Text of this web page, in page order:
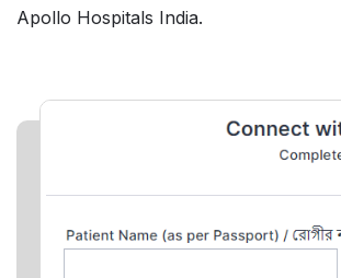
Apollo Hospitals India.